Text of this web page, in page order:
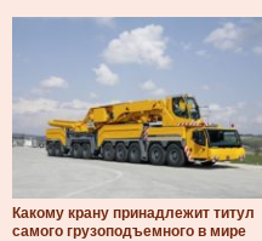
Какому крану принадлежит титул
самого грузоподъемного в мире